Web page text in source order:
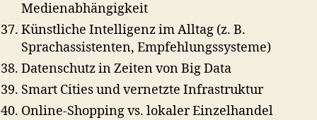
Medienabhängigkeit
Künstliche Intelligenz im Alltag (z. B.
Sprachassistenten, Empfehlungssysteme)
Datenschutz in Zeiten von Big Data
Smart Cities und vernetzte Infrastruktur
Online‑Shopping vs. lokaler Einzelhandel